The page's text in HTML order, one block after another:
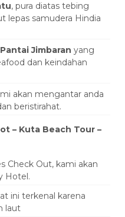
, pura diatas tebing
lepas samudera Hindia
Pantai Jimbaran yang
dan keindahan
akan mengantar anda
beristirahat.
– Kuta Beach Tour –
Check Out, kami akan
Hotel.
ini terkenal karena
laut